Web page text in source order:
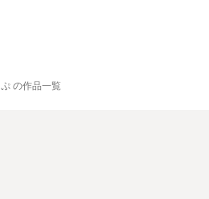
の作品一覧